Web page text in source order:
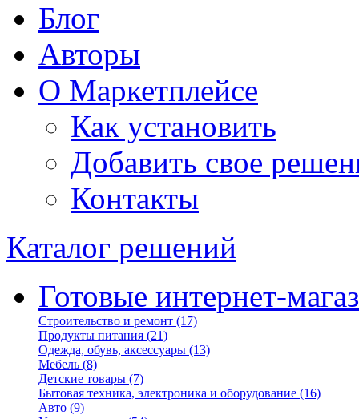
Блог
Авторы
О Маркетплейсе
Как установить
Добавить свое
Контакты
Каталог решений
Готовые интернет-
Строительство и ремонт (17)
Продукты питания (21)
Одежда, обувь, аксессуары (13)
Мебель (8)
Детские товары (7)
Бытовая техника, электроника и оборудование (16)
Авто (9)